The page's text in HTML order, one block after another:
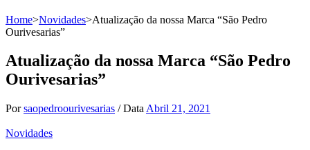
Home>Novidades>Atualização da nossa Marca “São Pedro
Ourivesarias”
Atualização da nossa Marca “São Pedro
Ourivesarias”
Porsaopedroourivesarias / Data Abril 21, 2021
Novidades